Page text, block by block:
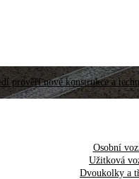
prověří nové konstrukce a
Osobní
Užitková
Dvoukolky a